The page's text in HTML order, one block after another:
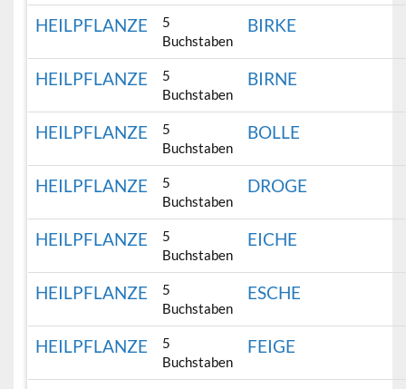
HEILPFLANZE
5
Buchstaben
BIRKE
HEILPFLANZE
5
Buchstaben
BIRNE
HEILPFLANZE
5
Buchstaben
BOLLE
HEILPFLANZE
5
Buchstaben
DROGE
HEILPFLANZE
5
Buchstaben
EICHE
HEILPFLANZE
5
Buchstaben
ESCHE
HEILPFLANZE
5
Buchstaben
FEIGE